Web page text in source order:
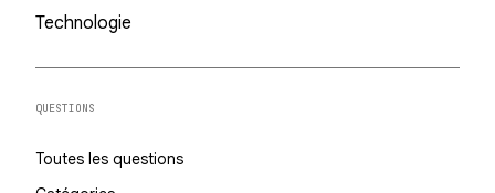
Technologie
QUESTIONS
Toutes les questions